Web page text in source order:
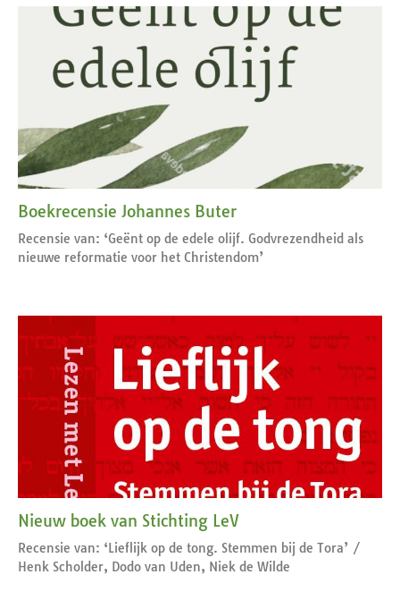
Boekrecensie Johannes Buter
Recensie van: ‘Geënt op de edele olijf. Godvrezendheid als
nieuwe reformatie voor het Christendom’
Nieuw boek van Stichting LeV
Recensie van: ‘Lieflijk op de tong. Stemmen bij de Tora’ /
Henk Scholder, Dodo van Uden, Niek de Wilde